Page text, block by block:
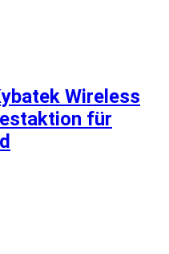
Wireless
für